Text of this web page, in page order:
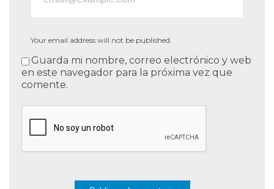
Your email address will not be published.
Guarda mi nombre, correo electrónico y web
en este navegador para la próxima vez que
comente.